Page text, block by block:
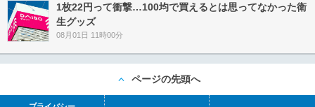
1枚22円って衝撃…100均で買えるとは思ってなかった衛
生グッズ
08月01日 11時00分
ページの先頭へ